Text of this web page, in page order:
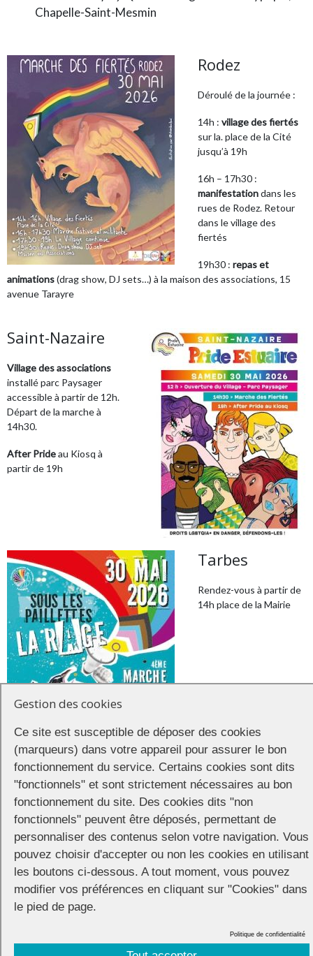
Chapelle-Saint-Mesmin
Rodez
Déroulé de la journée :
14h : village des fiertés
sur la. place de la Cité
jusqu’à 19h
16h – 17h30 :
manifestationdans les
rues de Rodez. Retour
dans le village des
fiertés
19h30 : repas et
animations(drag show, DJ sets…) à la maison des associations, 15
avenue Tarayre
Saint-Nazaire
Village des associations
installé parc Paysager
accessible à partir de 12h.
Départ de la marche à
14h30.
After Prideau Kiosq à
partir de 19h
Tarbes
Rendez-vous à partir de
14h place de la Mairie
Partager
CONNECTION© 2026 | Mentions légales|Cookies |
Réalisation :Unscuzzy| Conception :Visuelab|
Gestion des cookies
Ce site est susceptible de déposer des cookies
(marqueurs) dans votre appareil pour assurer le bon
fonctionnement du service. Certains cookies sont dits
"fonctionnels" et sont strictement nécessaires au bon
fonctionnement du site. Des cookies dits "non
fonctionnels" peuvent être déposés, permettant de
personnaliser des contenus selon votre navigation. Vous
pouvez choisir d'accepter ou non les cookies en utilisant
les boutons ci-dessous. A tout moment, vous pouvez
modifier vos préférences en cliquant sur "Cookies" dans
le pied de page.
Politique de confidentialité